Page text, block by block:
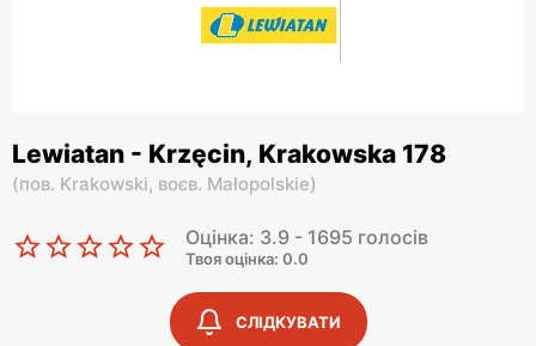
Lewiatan - Krzęcin, Krakowska 178
(пов. Krakowski, воєв. Małopolskie)
Оцінка: 3.9 - 1695 голосів
Твоя оцінка: 0.0
СЛІДКУВАТИ